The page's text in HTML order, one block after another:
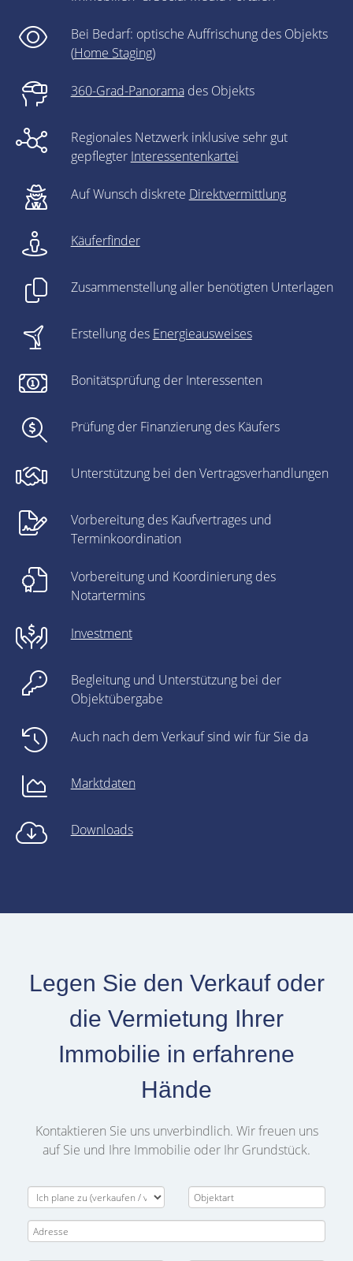
Bei Bedarf: optische Auffrischung des Objekts
(Home Staging)
360-Grad-Panoramades Objekts
Regionales Netzwerk inklusive sehr gut
gepflegter Interessentenkartei
Auf Wunsch diskrete Direktvermittlung
Käuferfinder
Zusammenstellung aller benötigten Unterlagen
Erstellung des Energieausweises
Bonitätsprüfung der Interessenten
Prüfung der Finanzierung des Käufers
Unterstützung bei den Vertragsverhandlungen
Vorbereitung des Kaufvertrages und
Terminkoordination
Vorbereitung und Koordinierung des
Notartermins
Investment
Begleitung und Unterstützung bei der
Objektübergabe
Auch nach dem Verkauf sind wir für Sie da
Marktdaten
Downloads
Legen Sie den Verkauf oder
die Vermietung Ihrer
Immobilie in erfahrene
Hände
Kontaktieren Sie uns unverbindlich. Wir freuen uns
auf Sie und Ihre Immobilie oder Ihr Grundstück.